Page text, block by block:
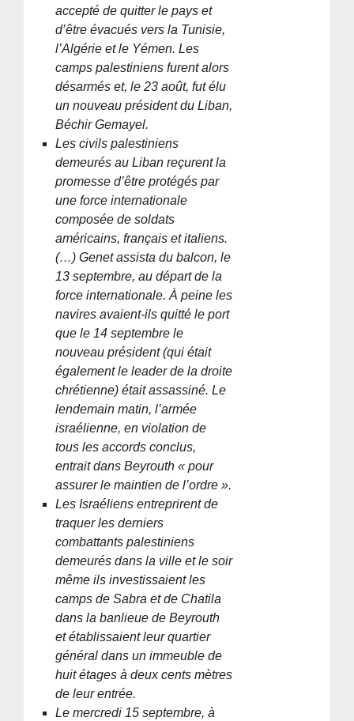
accepté de quitter le pays et
d’être évacués vers la Tunisie,
l’Algérie et le Yémen. Les
camps palestiniens furent alors
désarmés et, le 23 août, fut élu
un nouveau président du Liban,
Béchir Gemayel.
Les civils palestiniens
demeurés au Liban reçurent la
promesse d’être protégés par
une force internationale
composée de soldats
américains, français et italiens.
(…) Genet assista du balcon, le
13 septembre, au départ de la
force internationale. À peine les
navires avaient-ils quitté le port
que le 14 septembre le
nouveau président (qui était
également le leader de la droite
chrétienne) était assassiné. Le
lendemain matin, l’armée
israélienne, en violation de
tous les accords conclus,
entrait dans Beyrouth « pour
assurer le maintien de l’ordre ».
Les Israéliens entreprirent de
traquer les derniers
combattants palestiniens
demeurés dans la ville et le soir
même ils investissaient les
camps de Sabra et de Chatila
dans la banlieue de Beyrouth
et établissaient leur quartier
général dans un immeuble de
huit étages à deux cents mètres
de leur entrée.
Le mercredi 15 septembre, à